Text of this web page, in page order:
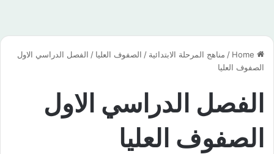
/ مناهج المرحلة الابتدائية / الصفوف العليا / الفصل الدراسي الاول
الصفوف العليا
الفصل الدراسي الاول
الصفوف العليا